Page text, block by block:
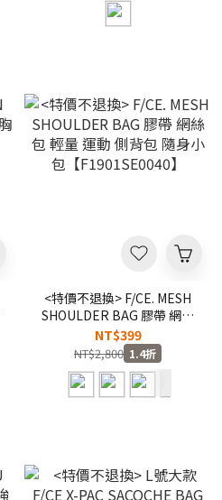
<特價不退換> F/CE. MESH
SHOULDER BAG 膠帶 網絲
包 輕量 運動 側背包 隨身小
包【F1901SE0040】
NT$399
NT$2,800 1.4折